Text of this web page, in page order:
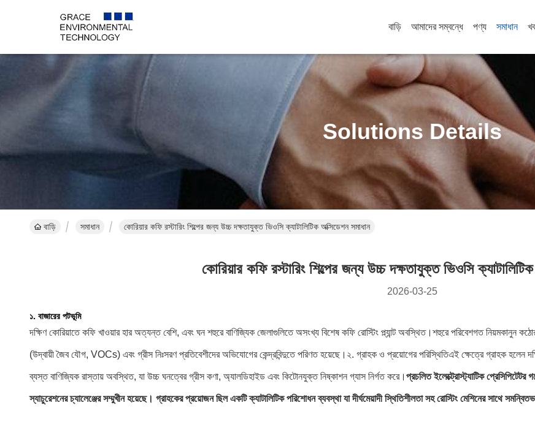
বাড়ি আমাদের সম্বন্ধে পণ্য সমাধান
Solutions Details
বাড়ি সমাধান কোরিয়ার কফি রস্টারিং শিল্পের জন্য উচ্চ দক্ষতাযুক্ত ভিওসি ক্যাটালিটিক অক্সিডেশন সমাধান
কোরিয়ার কফি রস্টারিং শিল্পের জন্য উচ্চ দক্ষতাযুক্ত ভিওসি
2026-03-25
১. বাজারের পটভূমি
দক্ষিণ কোরিয়াতে কফি খাওয়ার হার অত্যন্ত বেশি, এবং ঘন শহুরে বাণিজ্যিক জেলাগুলিতে অসংখ্য বিশেষ কফি রোস্টিং প্ল্যান্ট অবস্থিত। শহুরে পরিবেশগত নিয়মকানুন
(উদ্বায়ী জৈব যৌগ, VOCs) এবং গ্রীস নিঃসরণ প্রতিবেশীদের অভিযোগের কেন্দ্রবিন্দুতে পরিণত হয়েছে। ২. গ্রাহক ও প্রয়োগের পরিস্থিতিএই ক্ষেত্রে গ্রাহক হলেন
ব্যস্ত বাণিজ্যিক রাস্তায় অবস্থিত, যা উচ্চ ঘনত্বের গ্রীস কণা, অ্যালডিহাইড এবং কিটোনযুক্ত নিষ্কাশন গ্যাস নির্গত করে। প্রচলিত ইলেক্ট্রোস্ট্যাটিক
স্যাচুরেশনের চ্যালেঞ্জের সম্মুখীন হয়েছে। গ্রাহকের প্রয়োজন ছিল একটি ক্যাটালিটিক পরিশোধন ব্যবস্থা যা দীর্ঘমেয়াদী স্থিতিশীলতা সহ রোস্টিং মেশিনের সাথে